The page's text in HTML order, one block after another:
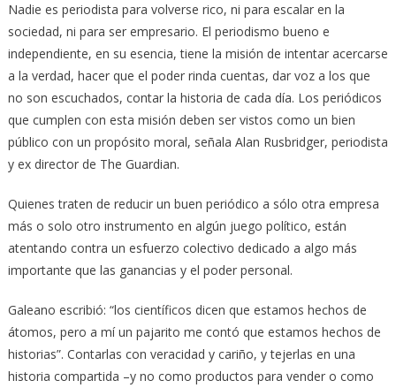
Nadie es periodista para volverse rico, ni para escalar en la
sociedad, ni para ser empresario. El periodismo bueno e
independiente, en su esencia, tiene la misión de intentar acercarse
a la verdad, hacer que el poder rinda cuentas, dar voz a los que
no son escuchados, contar la historia de cada día. Los periódicos
que cumplen con esta misión deben ser vistos como un bien
público con un propósito moral, señala Alan Rusbridger, periodista
y ex director de The Guardian.
Quienes traten de reducir un buen periódico a sólo otra empresa
más o solo otro instrumento en algún juego político, están
atentando contra un esfuerzo colectivo dedicado a algo más
importante que las ganancias y el poder personal.
Galeano escribió: “los científicos dicen que estamos hechos de
átomos, pero a mí un pajarito me contó que estamos hechos de
historias”. Contarlas con veracidad y cariño, y tejerlas en una
historia compartida –y no como productos para vender o como